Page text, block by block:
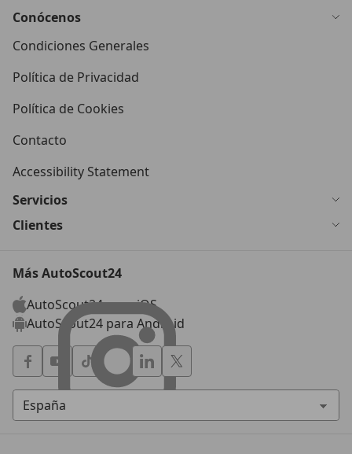
Conócenos
Condiciones Generales
Política de Privacidad
Política de Cookies
Contacto
Accessibility Statement
Servicios
Clientes
Más AutoScout24
AutoScout24 para iOS
AutoScout24 para Android